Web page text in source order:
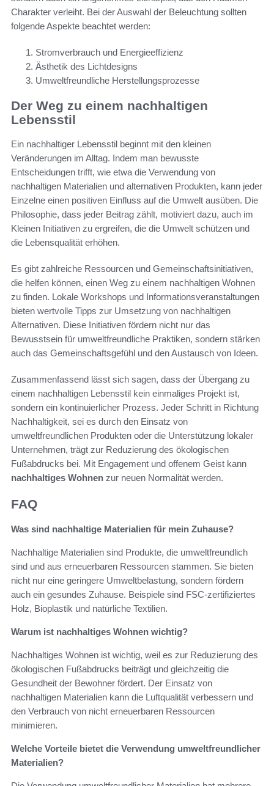
Charakter verleiht. Bei der Auswahl der Beleuchtung sollten
folgende Aspekte beachtet werden:
Stromverbrauch und Energieeffizienz
Ästhetik des Lichtdesigns
Umweltfreundliche Herstellungsprozesse
Der Weg zu einem nachhaltigen
Lebensstil
Ein nachhaltiger Lebensstil beginnt mit den kleinen
Veränderungen im Alltag. Indem man bewusste
Entscheidungen trifft, wie etwa die Verwendung von
nachhaltigen Materialien und alternativen Produkten, kann jeder
Einzelne einen positiven Einfluss auf die Umwelt ausüben. Die
Philosophie, dass jeder Beitrag zählt, motiviert dazu, auch im
Kleinen Initiativen zu ergreifen, die die Umwelt schützen und
die Lebensqualität erhöhen.
Es gibt zahlreiche Ressourcen und Gemeinschaftsinitiativen,
die helfen können, einen Weg zu einem nachhaltigen Wohnen
zu finden. Lokale Workshops und Informationsveranstaltungen
bieten wertvolle Tipps zur Umsetzung von nachhaltigen
Alternativen. Diese Initiativen fördern nicht nur das
Bewusstsein für umweltfreundliche Praktiken, sondern stärken
auch das Gemeinschaftsgefühl und den Austausch von Ideen.
Zusammenfassend lässt sich sagen, dass der Übergang zu
einem nachhaltigen Lebensstil kein einmaliges Projekt ist,
sondern ein kontinuierlicher Prozess. Jeder Schritt in Richtung
Nachhaltigkeit, sei es durch den Einsatz von
umweltfreundlichen Produkten oder die Unterstützung lokaler
Unternehmen, trägt zur Reduzierung des ökologischen
Fußabdrucks bei. Mit Engagement und offenem Geist kann
nachhaltiges Wohnen zur neuen Normalität werden.
FAQ
Was sind nachhaltige Materialien für mein Zuhause?
Nachhaltige Materialien sind Produkte, die umweltfreundlich
sind und aus erneuerbaren Ressourcen stammen. Sie bieten
nicht nur eine geringere Umweltbelastung, sondern fördern
auch ein gesundes Zuhause. Beispiele sind FSC-zertifiziertes
Holz, Bioplastik und natürliche Textilien.
Warum ist nachhaltiges Wohnen wichtig?
Nachhaltiges Wohnen ist wichtig, weil es zur Reduzierung des
ökologischen Fußabdrucks beiträgt und gleichzeitig die
Gesundheit der Bewohner fördert. Der Einsatz von
nachhaltigen Materialien kann die Luftqualität verbessern und
den Verbrauch von nicht erneuerbaren Ressourcen
minimieren.
Welche Vorteile bietet die Verwendung umweltfreundlicher
Materialien?